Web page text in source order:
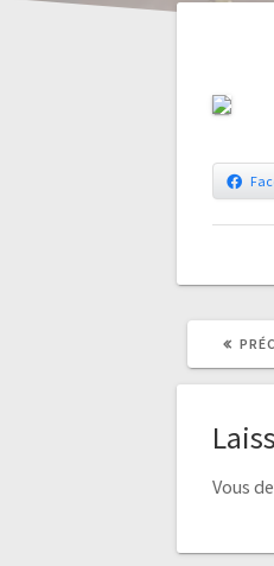
Navigation
ARTICLE
PRÉCÉDENT
ARTICLE
SUIVANT
Vous